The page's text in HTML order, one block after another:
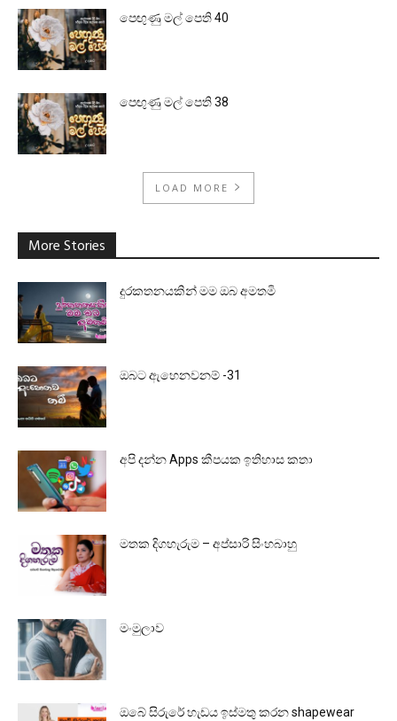
පෙඟුණු මල් පෙති 40
පෙඟුණු මල් පෙති 38
LOAD MORE
More Stories
දුරකතනයකින් මම ඔබ අමතමි
ඔබට ඇහෙනවනම් -31
අපි දන්න Apps කීපයක ඉතිහාස කතා
මතක දිගහැරුම – අප්සාරි සිංහබාහු
මංමුලාව
ඔබේ සිරුරේ හැඩය ඉස්මතු කරන shapewear